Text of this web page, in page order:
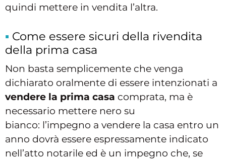
quindi mettere in vendita l’altra.
Come essere sicuri della rivendita
della prima casa
Non basta semplicemente che venga
dichiarato oralmente di essere intenzionati a
vendere la prima casa comprata, ma è
necessario mettere nero su
bianco: l’impegno a vendere la casa entro un
anno dovrà essere espressamente indicato
nell’atto notarile ed è un impegno che, se